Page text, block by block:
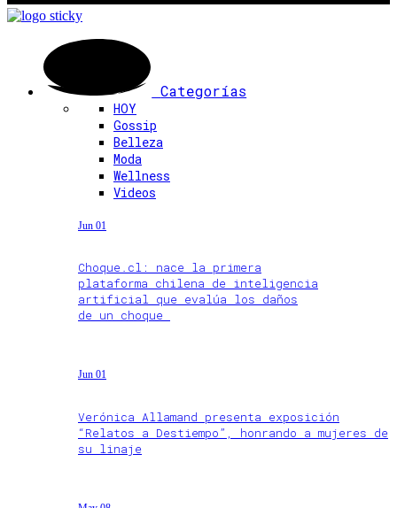
Categorías
HOY
Gossip
Belleza
Moda
Wellness
Videos
Jun 01
Choque.cl: nace la primera
plataforma chilena de inteligencia
artificial que evalúa los daños
de un choque
Jun 01
Verónica Allamand presenta exposición
“Relatos a Destiempo”, honrando a mujeres de
su linaje